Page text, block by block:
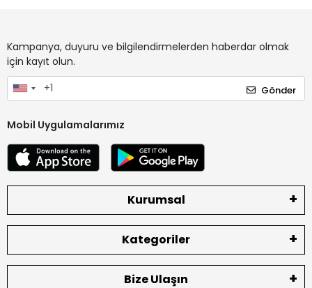
Kampanya, duyuru ve bilgilendirmelerden haberdar olmak
için kayıt olun.
Gönder
Mobil Uygulamalarımız
Kurumsal
Kategoriler
Bize Ulaşın